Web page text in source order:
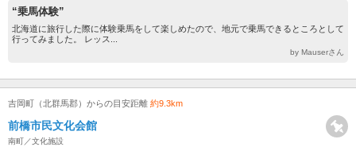
“乗馬体験”
北海道に旅行した際に体験乗馬をして楽しめたので、地元で乗馬できるところとして
行ってみました。 レッス...
by Mauserさん
吉岡町（北群馬郡）からの目安距離 約9.3km
前橋市民文化会館
南町／文化施設